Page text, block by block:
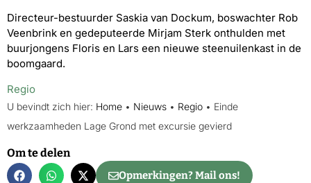
Directeur-bestuurder Saskia van Dockum, boswachter Rob
Veenbrink en gedeputeerde Mirjam Sterk onthulden met
buurjongens Floris en Lars een nieuwe steenuilenkast in de
boomgaard.
Regio
U bevindt zich hier: Home • Nieuws • Regio • Einde
werkzaamheden Lage Grond met excursie gevierd
Om te delen
Opmerkingen? Mail ons!